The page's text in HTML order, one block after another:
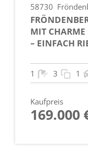
58730
MIT CHARME
EINFACH
1 3 1
Kaufpreis
169.000